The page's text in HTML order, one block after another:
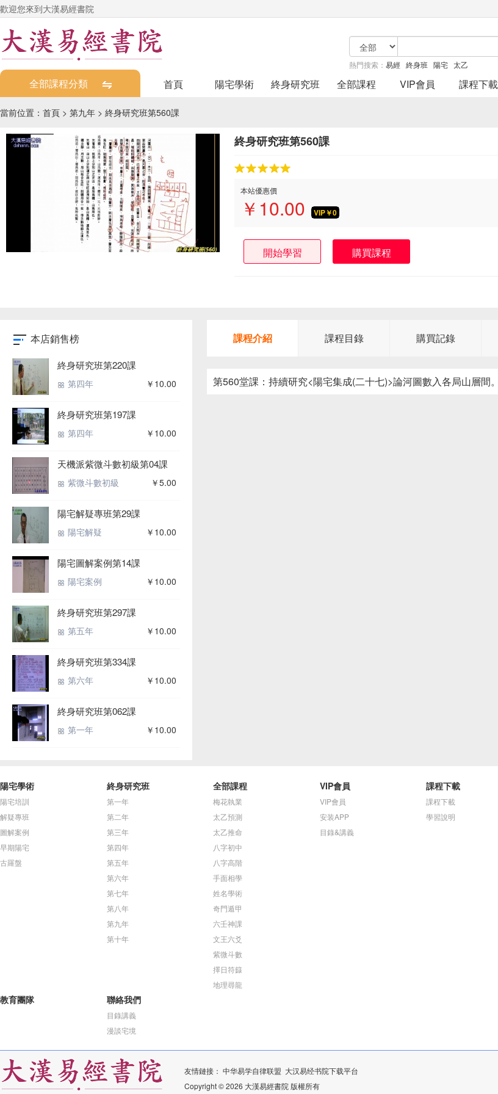
歡迎您來到大漢易經書院
熱門搜索： 易經 終身班 陽宅 太乙
全部課程分類 首頁 陽宅學術 終身研究班 全部課程 VIP會員 課程下載
當前位置： 首頁 > 第九年 > 終身研究班第560課
終身研究班第560課
本站優惠價
￥ 10.00 VIP￥0
開始學習 購買課程
本店銷售榜
終身研究班第220課
第四年 ￥10.00
終身研究班第197課
第四年 ￥10.00
天機派紫微斗數初級第04課
紫微斗數初級 ￥5.00
陽宅解疑專班第29課
陽宅解疑 ￥10.00
陽宅圖解案例第14課
陽宅案例 ￥10.00
終身研究班第297課
第五年 ￥10.00
終身研究班第334課
第六年 ￥10.00
終身研究班第062課
第一年 ￥10.00
課程介紹 課程目錄 購買記錄
第560堂課：持續研究<陽宅集成(二十七)>論河圖數入各局山層間。
陽宅學術
陽宅培訓
解疑專班
圖解案例
早期陽宅
古羅盤
終身研究班
第一年
第二年
第三年
第四年
第五年
第六年
第七年
第八年
第九年
第十年
全部課程
梅花執業
太乙預測
太乙推命
八字初中
八字高階
手面相學
姓名學術
奇門遁甲
六壬神課
文王六爻
紫微斗數
擇日符籙
地理尋龍
VIP會員
VIP會員
安装APP
目錄&講義
課程下載
課程下載
學習說明
教育團隊 聯絡我們
目錄講義
漫談宅境
友情鏈接： 中华易学自律联盟 大汉易经书院下载平台
Copyright © 2026 大漢易經書院 版權所有